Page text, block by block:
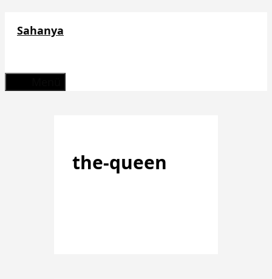
Sahanya
the-queen